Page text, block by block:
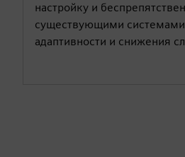
настройку и
существующими
адаптивности и снижения